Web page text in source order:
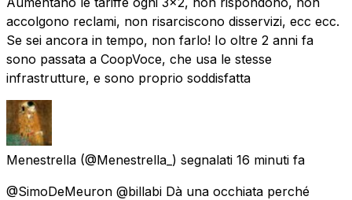
accolgono reclami, non risarciscono disservizi, ecc ecc.
Se sei ancora in tempo, non farlo! Io oltre 2 anni fa
sono passata a CoopVoce, che usa le stesse
infrastrutture, e sono proprio soddisfatta
Menestrella (@Menestrella_) segnalati 16 minuti fa
@SimoDeMeuron @billabi Dà una occhiata perché